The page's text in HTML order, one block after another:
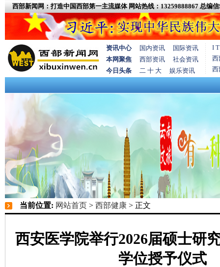
西部新闻网：打造中国西部第一主流媒体 网站热线：13259888867 总编信
资讯中心 国内资讯
国际资讯
本网聚焦
西部资讯
社会资讯
今日头条
二 十 大 娱乐资讯
I
西
西
当前位置: 网站首页 > 西部健康 > 正文
西安医学院举行2026届硕士研
学位授予仪式